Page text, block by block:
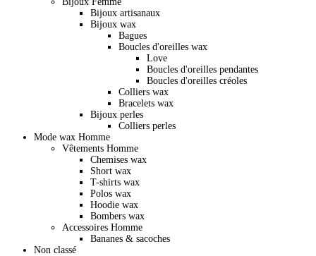
Bijoux artisanaux
Bijoux wax
Bagues
Boucles d'oreilles wax
Love
Boucles d'oreilles pendantes
Boucles d'oreilles créoles
Colliers wax
Bracelets wax
Bijoux perles
Colliers perles
Mode wax Homme
Vêtements Homme
Chemises wax
Short wax
T-shirts wax
Polos wax
Hoodie wax
Bombers wax
Accessoires Homme
Bananes & sacoches
Non classé